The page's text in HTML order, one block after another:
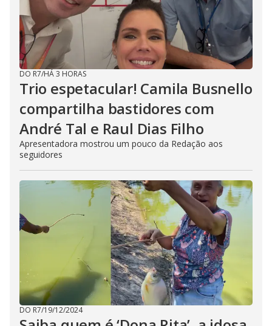
DO R7/HÁ 3 HORAS
Trio espetacular! Camila Busnello
compartilha bastidores com
André Tal e Raul Dias Filho
Apresentadora mostrou um pouco da Redação aos
seguidores
DO R7/19/12/2024